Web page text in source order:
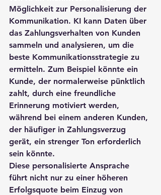
Möglichkeit zur Personalisierung der
Kommunikation. KI kann Daten über
das Zahlungsverhalten von Kunden
sammeln und analysieren, um die
beste Kommunikationsstrategie zu
ermitteln. Zum Beispiel könnte ein
Kunde, der normalerweise pünktlich
zahlt, durch eine freundliche
Erinnerung motiviert werden,
während bei einem anderen Kunden,
der häufiger in Zahlungsverzug
gerät, ein strenger Ton erforderlich
sein könnte.
Diese personalisierte Ansprache
führt nicht nur zu einer höheren
Erfolgsquote beim Einzug von